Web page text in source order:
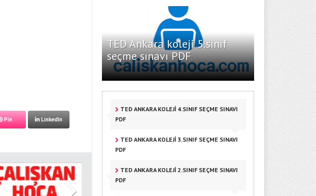
Pin LinkedIn
TED Ankara koleji 5.sınıf
seçme sınavı PDF
TED ANKARA KOLEJI 4.SINIF SEÇME SINAVI
PDF
TED ANKARA KOLEJI 3.SINIF SEÇME SINAVI
PDF
TED ANKARA KOLEJI 2.SINIF SEÇME SINAVI
PDF